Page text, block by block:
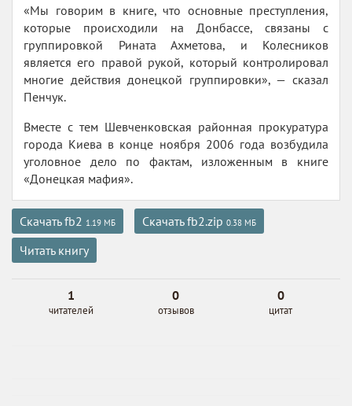
«Мы говорим в книге, что основные преступления,
которые происходили на Донбассе, связаны с
группировкой Рината Ахметова, и Колесников
является его правой рукой, который контролировал
многие действия донецкой группировки», — сказал
Пенчук.
Вместе с тем Шевченковская районная прокуратура
города Киева в конце ноября 2006 года возбудила
уголовное дело по фактам, изложенным в книге
«Донецкая мафия».
Скачать fb2 1.19 МБ Скачать fb2.zip 0.38 МБ
Читать книгу
1
читателей
0
отзывов
0
цитат